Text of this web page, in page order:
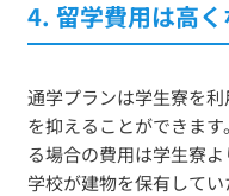
4. 留学費用は高く
通学プランは学生寮を
を抑えることができま
る場合の費用は学生寮
学校が建物を保有して